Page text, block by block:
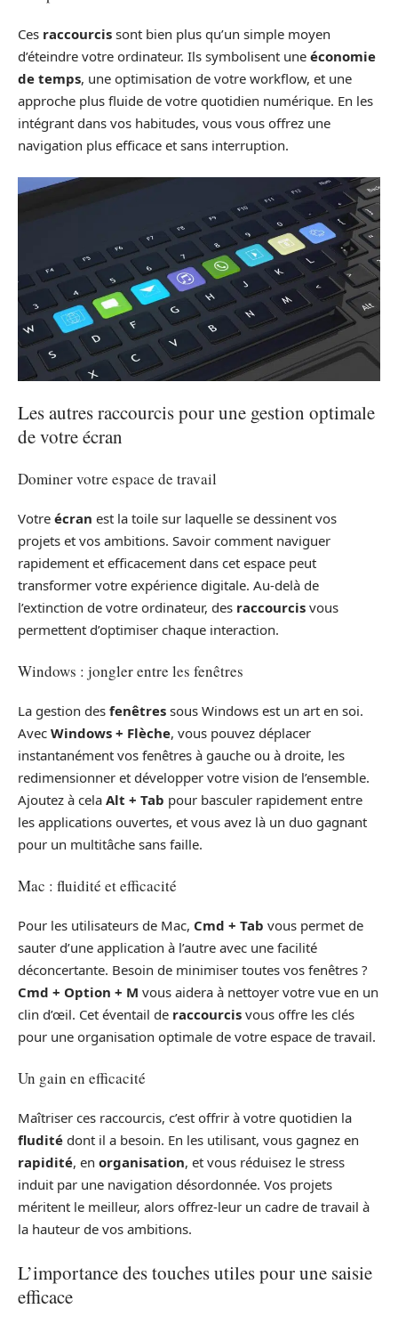
Ces raccourcis sont bien plus qu’un simple moyen
d’éteindre votre ordinateur. Ils symbolisent une économie
de temps, une optimisation de votre workflow, et une
approche plus fluide de votre quotidien numérique. En les
intégrant dans vos habitudes, vous vous offrez une
navigation plus efficace et sans interruption.
Les autres raccourcis pour une gestion optimale
de votre écran
Dominer votre espace de travail
Votre écran est la toile sur laquelle se dessinent vos
projets et vos ambitions. Savoir comment naviguer
rapidement et efficacement dans cet espace peut
transformer votre expérience digitale. Au-delà de
l’extinction de votre ordinateur, des raccourcis vous
permettent d’optimiser chaque interaction.
Windows : jongler entre les fenêtres
La gestion des fenêtres sous Windows est un art en soi.
Avec Windows + Flèche, vous pouvez déplacer
instantanément vos fenêtres à gauche ou à droite, les
redimensionner et développer votre vision de l’ensemble.
Ajoutez à cela Alt + Tab pour basculer rapidement entre
les applications ouvertes, et vous avez là un duo gagnant
pour un multitâche sans faille.
Mac : fluidité et efficacité
Pour les utilisateurs de Mac, Cmd + Tab vous permet de
sauter d’une application à l’autre avec une facilité
déconcertante. Besoin de minimiser toutes vos fenêtres ?
Cmd + Option + M vous aidera à nettoyer votre vue en un
clin d’œil. Cet éventail de raccourcis vous offre les clés
pour une organisation optimale de votre espace de travail.
Un gain en efficacité
Maîtriser ces raccourcis, c’est offrir à votre quotidien la
fludité dont il a besoin. En les utilisant, vous gagnez en
rapidité, en organisation, et vous réduisez le stress
induit par une navigation désordonnée. Vos projets
méritent le meilleur, alors offrez-leur un cadre de travail à
la hauteur de vos ambitions.
L’importance des touches utiles pour une saisie
efficace